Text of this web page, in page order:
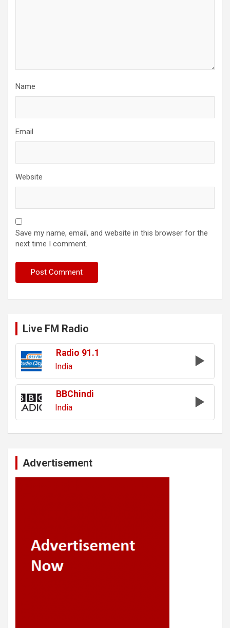
Name
Email
Website
Save my name, email, and website in this browser for the
next time I comment.
Live FM Radio
Radio 91.1
India
BBChindi
India
Advertisement